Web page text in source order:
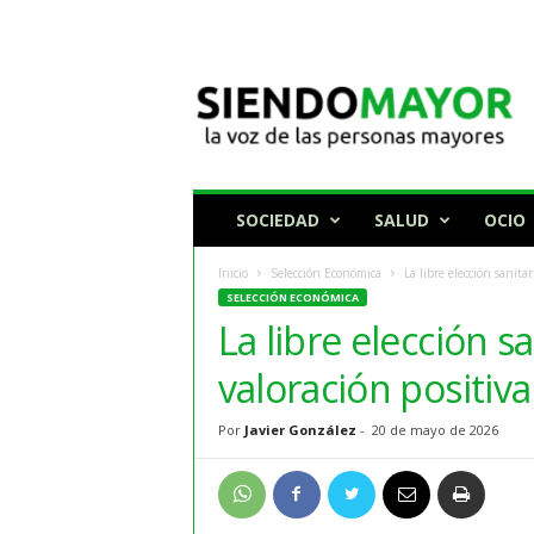
o
SOCIEDAD SALUD OCIO
Inicio Selección Económica La libre elección
SELECCIÓN ECONÓMICA
La libre elección
valoración
Por Javier González - 20 de mayo de 2026